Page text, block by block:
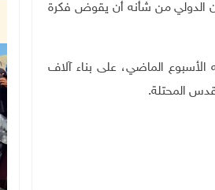
الدولي من شأنه أن يقوض فكرة
الأسبوع الماضي، على بناء آلاف
المحتلة.